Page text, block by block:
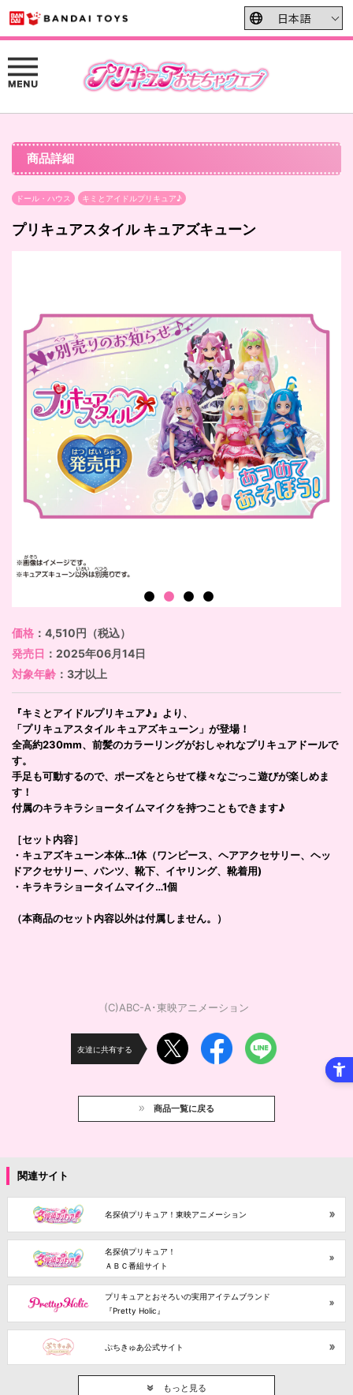
商品詳細
ドール・ハウス キミとアイドルプリキュア♪
プリキュアスタイル キュアズキューン
価格 ：4,510円（税込）
発売日 ：2025年06月14日
対象年齢 ：3才以上
『キミとアイドルプリキュア♪』より、
「プリキュアスタイル キュアズキューン」が登場！
全高約230mm、前髪のカラーリングがおしゃれなプリキュアドールで
す。
手足も可動するので、ポーズをとらせて様々なごっこ遊びが楽しめま
す！
付属のキラキラショータイムマイクを持つこともできます♪
［セット内容］
・キュアズキューン本体…1体（ワンピース、ヘアアクセサリー、ヘッ
ドアクセサリー、パンツ、靴下、イヤリング、靴着用)
・キラキラショータイムマイク…1個
（本商品のセット内容以外は付属しません。）
(C)ABC-A･東映アニメーション
友達に共有する
商品一覧に戻る
関連サイト
名探偵プリキュア！東映アニメーション
名探偵プリキュア！
ＡＢＣ番組サイト
プリキュアとおそろいの実用アイテムブランド
『Pretty Holic』
ぷちきゅあ公式サイト
もっと見る